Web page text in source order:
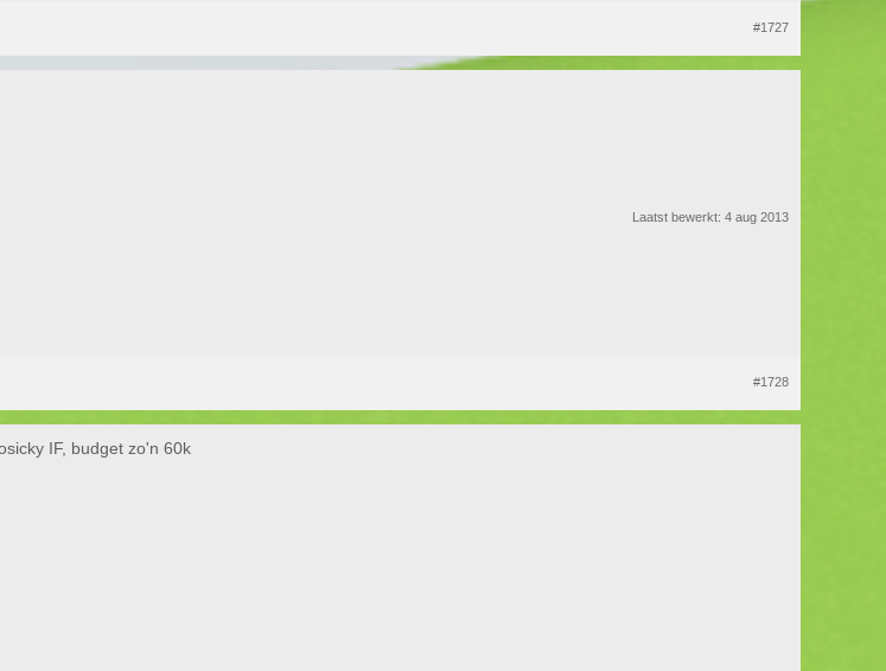
#1727
Laatst bewerkt: 4 aug 2013
#1728
IF, budget zo'n 60k